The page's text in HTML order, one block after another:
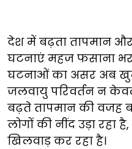
देश में बढ़ता तापमान
घटनाएं महज फसाना भर
घटनाओं का असर अब
जलवायु परिवर्तन न
बढ़ते तापमान की वजह
लोगों की नींद उड़ा रहा
खिलवाड़ कर रहा है।